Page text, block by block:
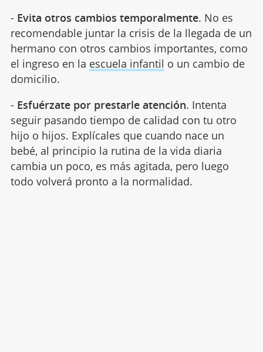
- Evita otros cambios temporalmente. No es
recomendable juntar la crisis de la llegada de un
hermano con otros cambios importantes, como
el ingreso en la escuela infantil o un cambio de
domicilio.
- Esfuérzate por prestarle atención. Intenta
seguir pasando tiempo de calidad con tu otro
hijo o hijos. Explícales que cuando nace un
bebé, al principio la rutina de la vida diaria
cambia un poco, es más agitada, pero luego
todo volverá pronto a la normalidad.